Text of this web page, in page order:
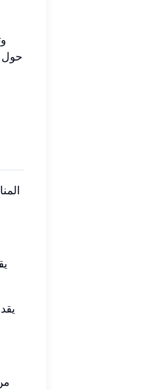
حول